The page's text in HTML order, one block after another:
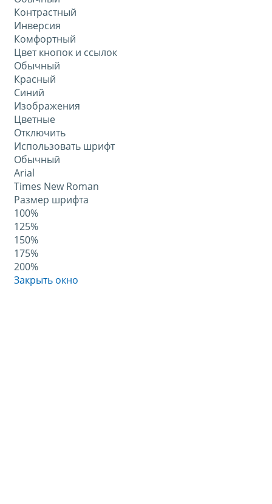
Контрастный
Инверсия
Комфортный
Цвет кнопок и ссылок
Обычный
Красный
Синий
Изображения
Цветные
Отключить
Использовать шрифт
Обычный
Arial
Times New Roman
Размер шрифта
100%
125%
150%
175%
200%
Закрыть окно